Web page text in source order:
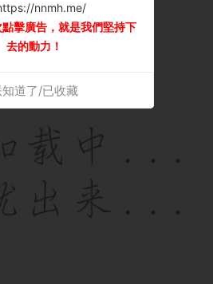
nnmh.me/
擊廣告，就是我們堅持下
去的動力！
知道了/已收藏